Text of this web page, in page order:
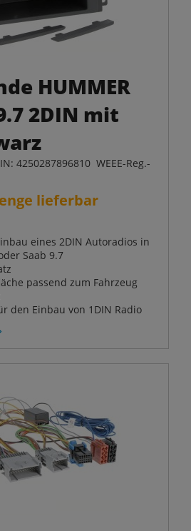
HUMMER
2DIN mit
4250287896810 WEEE-Reg.-
lieferbar
eines 2DIN Autoradios in
Saab 9.7
passend zum Fahrzeug
den Einbau von 1DIN Radio